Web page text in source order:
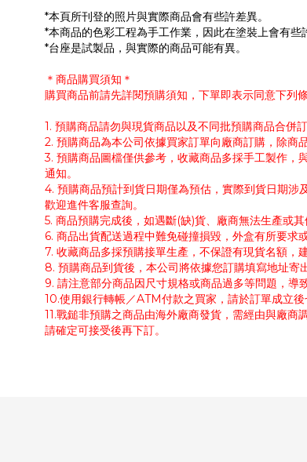
*本頁所刊登的照片與實際商品會有些許差異。
*本商品的色彩工程為手工作業，因此在塗裝上會有些
*台座是試製品，與實際的商品可能有異。
＊商品購買須知＊
購買商品前請先詳閱預購須知，下單即表示同意下列條
1. 預購商品請勿與現貨商品以及不同批預購商品合併
2. 預購商品為本公司依據買家訂單向廠商訂購，除商
3. 預購商品圖檔僅供參考，收藏商品多採手工製作
通知。
4. 預購商品預計到貨日期僅為預估，實際到貨日期涉
歡迎進件客服查詢。
5. 商品預購完成後，如遇斷(缺)貨、廠商無法生產或
6. 商品出貨配送過程中難免碰撞損毀，外盒有所要求
7. 收藏商品多採預購接單生產，不保證有現貨名額，
8. 預購商品到貨後，本公司將依據您訂購填寫地址寄
9. 請注意部分商品因尺寸規格或商品過多等問題，導
10.使用銀行轉帳／ATM付款之買家，請於訂單成立
11.戰鎚非預購之商品由海外廠商發貨，需經由與廠
請確定可接受後再下訂。